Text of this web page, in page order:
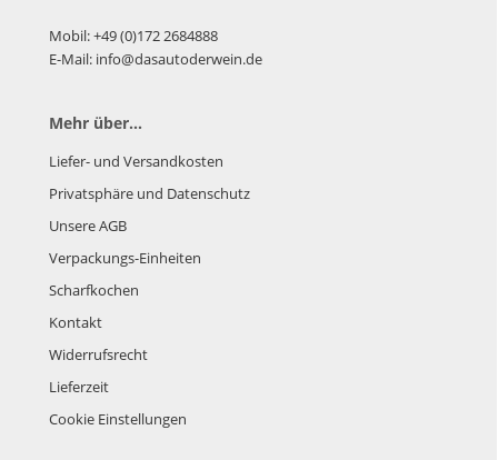
Mobil: +49 (0)172 2684888
E-Mail: info@dasautoderwein.de
Mehr über...
Liefer- und Versandkosten
Privatsphäre und Datenschutz
Unsere AGB
Verpackungs-Einheiten
Scharfkochen
Kontakt
Widerrufsrecht
Lieferzeit
Cookie Einstellungen